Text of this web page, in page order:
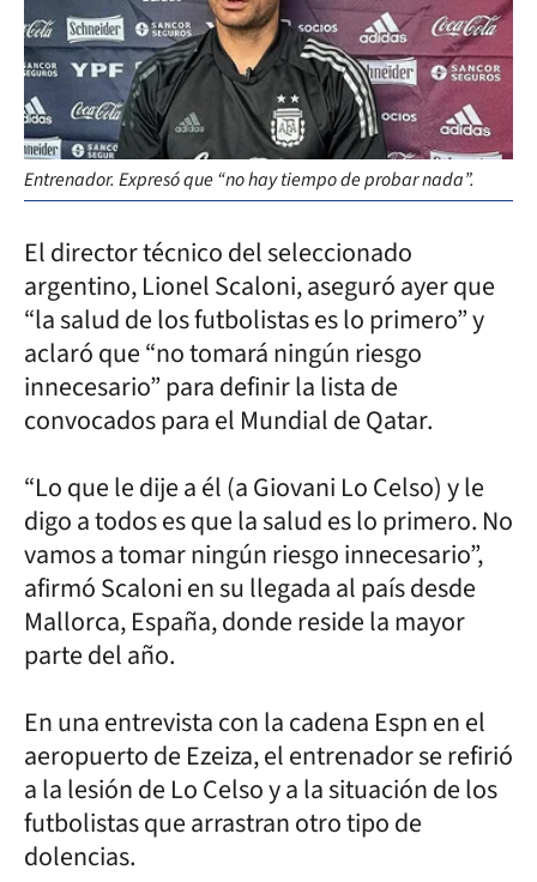
Entrenador. Expresó que “no hay tiempo de probar nada”.
El director técnico del seleccionado
argentino, Lionel Scaloni, aseguró ayer que
“la salud de los futbolistas es lo primero” y
aclaró que “no tomará ningún riesgo
innecesario” para definir la lista de
convocados para el Mundial de Qatar.
“Lo que le dije a él (a Giovani Lo Celso) y le
digo a todos es que la salud es lo primero. No
vamos a tomar ningún riesgo innecesario”,
afirmó Scaloni en su llegada al país desde
Mallorca, España, donde reside la mayor
parte del año.
En una entrevista con la cadena Espn en el
aeropuerto de Ezeiza, el entrenador se refirió
a la lesión de Lo Celso y a la situación de los
futbolistas que arrastran otro tipo de
dolencias.